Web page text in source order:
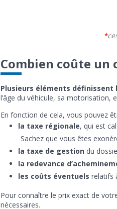
Combien coûte un
Plusieurs éléments définissent
l’âge du véhicule, sa motorisation,
En fonction de cela, vous pouvez
la taxe régionale, qui est
Sachez que vous êtes
la taxe de gestion du
la redevance
les coûts éventuels relatifs
Pour connaître le prix exact de
nécessaires.